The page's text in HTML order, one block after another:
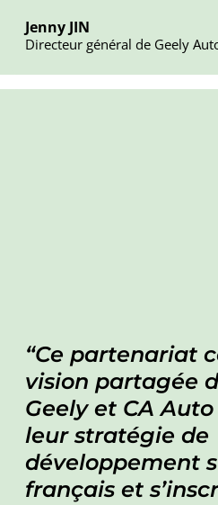
Jenny JIN
Directeur général de Geely
Ce partenariat
vision partagée
Geely et CA
leur stratégie de
développement
français et